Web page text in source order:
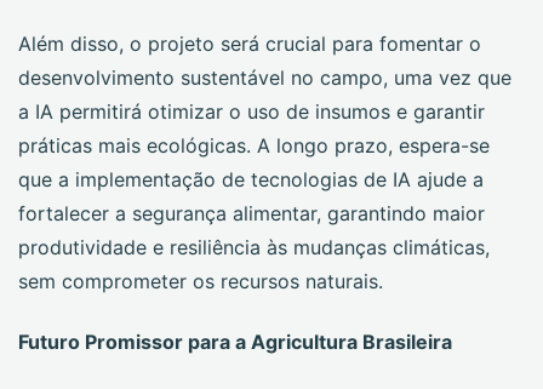
Além disso, o projeto será crucial para fomentar o
desenvolvimento sustentável no campo, uma vez que
a IA permitirá otimizar o uso de insumos e garantir
práticas mais ecológicas. A longo prazo, espera-se
que a implementação de tecnologias de IA ajude a
fortalecer a segurança alimentar, garantindo maior
produtividade e resiliência às mudanças climáticas,
sem comprometer os recursos naturais.
Futuro Promissor para a Agricultura Brasileira